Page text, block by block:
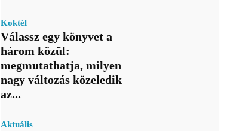
Koktél
Válassz egy könyvet a
három közül:
megmutathatja, milyen
nagy változás közeledik
az...
Aktuális